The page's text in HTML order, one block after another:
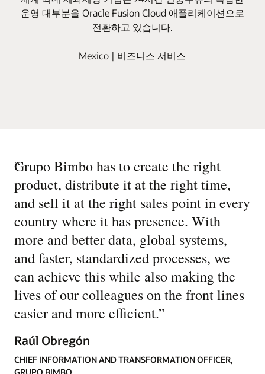
운영 대부분을 Oracle Fusion Cloud 애플리케이션으로
전환하고 있습니다.
Mexico | 비즈니스 서비스
“
Grupo Bimbo has to create the right
product, distribute it at the right time,
and sell it at the right sales point in every
country where it has presence. With
more and better data, global systems,
and faster, standardized processes, we
can achieve this while also making the
lives of our colleagues on the front lines
easier and more efficient.”
Raúl Obregón
CHIEF INFORMATION AND TRANSFORMATION OFFICER,